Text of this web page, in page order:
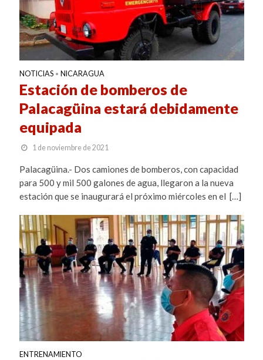
NOTICIAS • NICARAGUA
Estación de bomberos de
Palacagüina estará debidamente
equipada
1 de noviembre de 2021
Palacagüina.- Dos camiones de bomberos, con capacidad
para 500 y mil 500 galones de agua, llegaron a la nueva
estación que se inaugurará el próximo miércoles en el […]
ENTRENAMIENTO